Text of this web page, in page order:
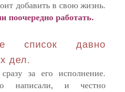
добавить в свою жизнь.
поочередно работать.
список давно
дел.
за его исполнение.
написали, и честно